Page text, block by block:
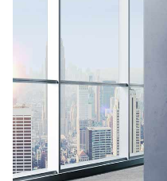
ВК./ОК.